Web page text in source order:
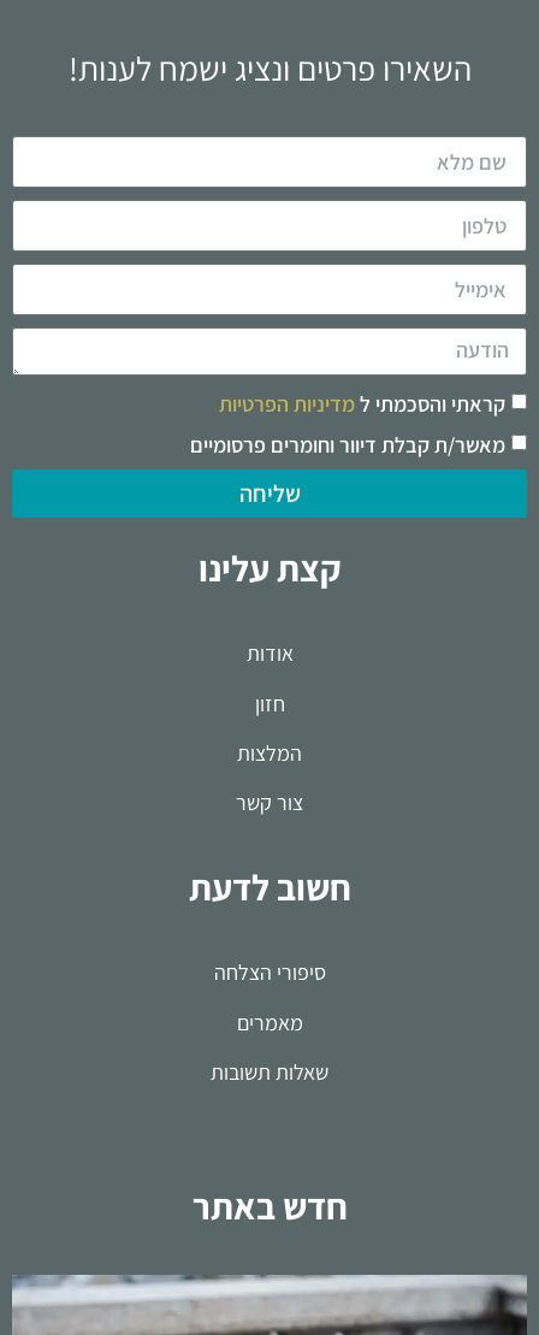
השאירו פרטים ונציג ישמח לענות!
קראתי והסכמתי למדיניות הפרטיות
מאשר/ת קבלת דיוור וחומרים פרסומיים
שליחה
קצת עלינו
אודות
חזון
המלצות
צור קשר
חשוב לדעת
סיפורי הצלחה
מאמרים
שאלות תשובות
חדש באתר